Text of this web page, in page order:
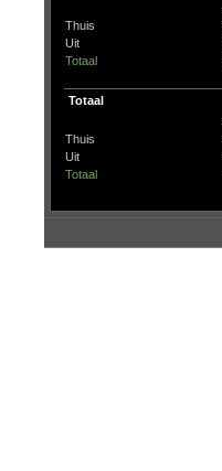
Thuis
Uit
Totaal
Totaal
Thuis
Uit
Totaal